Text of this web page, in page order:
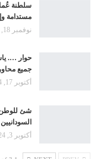
مستدامة
نوفمبر 18, 2024
حوار ….
جميع
أكتوبر 17, 2024
شئ للوطن
أكتوبر 3, 2024